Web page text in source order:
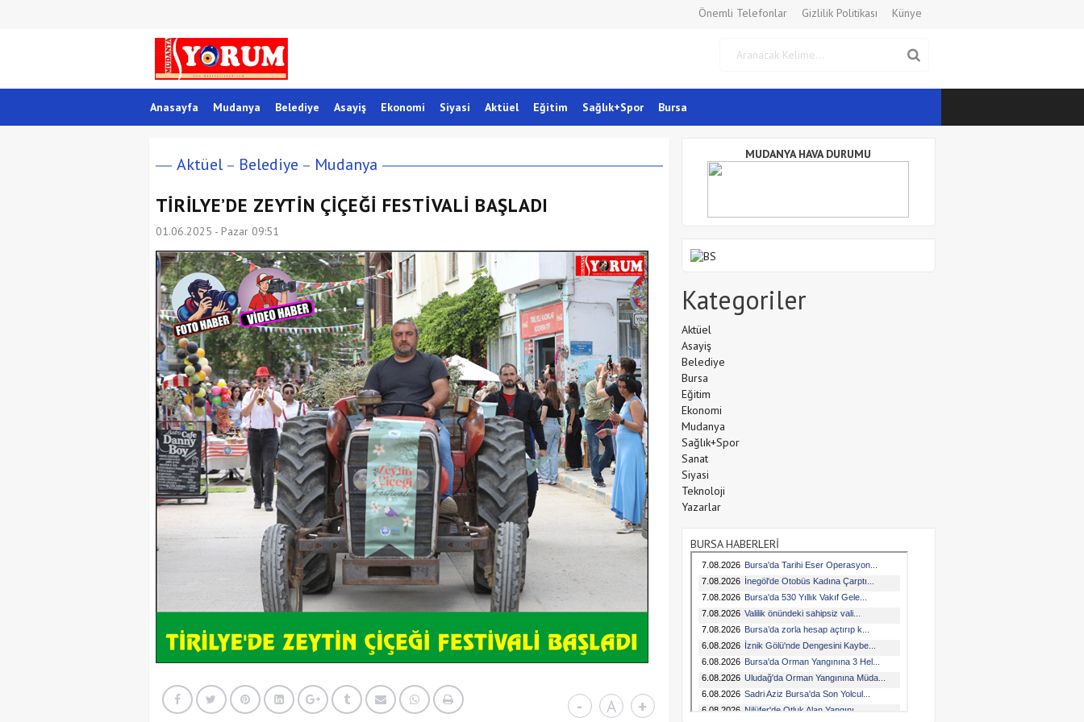
Önemli Telefonlar Gizlilik Politikası Künye
Anasayfa Mudanya Belediye Asayiş Ekonomi Siyasi Aktüel Eğitim Sağlık+Spor Bursa
Aktüel Belediye Mudanya
TİRİLYE’DE ZEYTİN ÇİÇEĞİ FESTİVALİ BAŞLADI
01.06.2025 - Pazar 09:51
- A +
MUDANYA HAVA DURUMU
Kategoriler
Aktüel
Asayiş
Belediye
Bursa
Eğitim
Ekonomi
Mudanya
Sağlık+Spor
Sanat
Siyasi
Teknoloji
Yazarlar
BURSA HABERLERİ